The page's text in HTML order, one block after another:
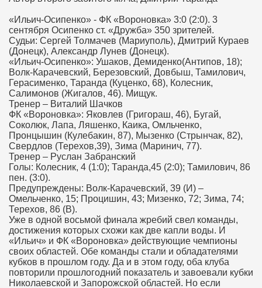
«Ильич-Осипенко» - ФК «Вороновка» 3:0 (2:0). 3
сентября Осипенко ст. «Дружба» 350 зрителей.
Судьи: Сергей Толмачев (Мариуполь), Дмитрий Кураев
(Донецк), Александр Лунев (Донецк).
«Ильич-Осипенко»: Ушаков, Демиденко(Антипов, 18);
Волк-Карачевский, Березовский, Довбыш, Тамилович,
Герасименко, Таранда (Куценко, 68), Колесник,
Салимонов (Жигалов, 46). Мищук.
Тренер – Виталий Шачков
ФК «Вороновка»: Яковлев (Григораш, 46), Бугай,
Соколюк, Лапа, Ляшенко, Каика, Омльченко,
Пронцышин (Кулебакин, 87), Мызенко (Стрынчак, 82),
Свердлов (Терехов,39), Зима (Маринич, 77).
Тренер – Руслан Забранский
Голы: Колесник, 4 (1:0); Таранда,45 (2:0); Тамилович, 86
пен. (3:0).
Предупреждены: Волк-Карачевский, 39 (И) –
Омельченко, 15; Процишин, 43; Мизенко, 72; Зима, 74;
Терехов, 86 (В).
Уже в одной восьмой финала жребий свел команды,
достижения которых схожи как две капли воды. И
«Ильич» и ФК «Вороновка» действующие чемпионы
своих областей. Обе команды стали и обладателями
кубков в прошлом году. Да и в этом году, оба клуба
повторили прошлогодний показатель и завоевали кубки
Николаевской и Запорожской областей. Но если